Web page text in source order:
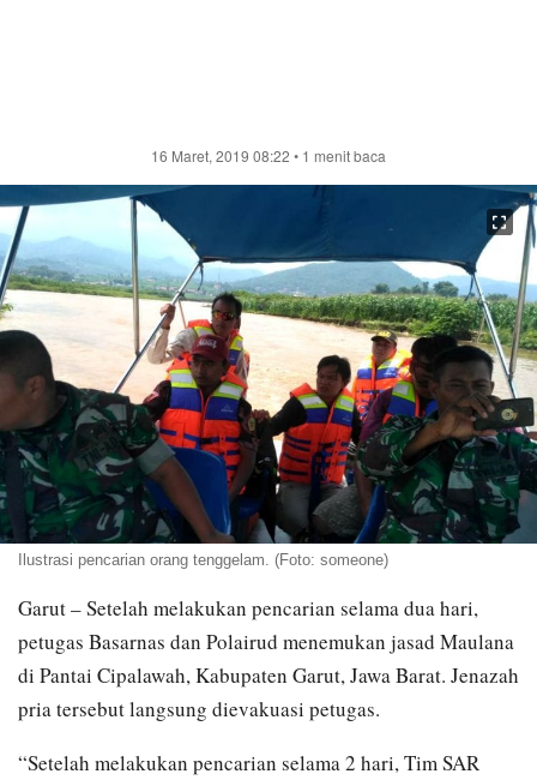
16 Maret, 2019 08:22 • 1 menit baca
Ilustrasi pencarian orang tenggelam. (Foto: someone)
Garut – Setelah melakukan pencarian selama dua hari,
petugas Basarnas dan Polairud menemukan jasad Maulana
di Pantai Cipalawah, Kabupaten Garut, Jawa Barat. Jenazah
pria tersebut langsung dievakuasi petugas.
“Setelah melakukan pencarian selama 2 hari, Tim SAR